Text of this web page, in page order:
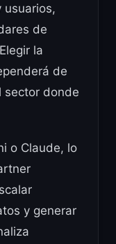
usuarios,
de
la
de
sector donde
o Claude, lo
y generar